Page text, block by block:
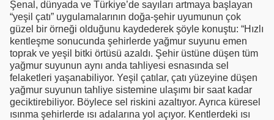
Şenal, dünyada ve Türkiye’de sayıları artmaya başlayan
“yeşil çatı” uygulamalarının doğa-şehir uyumunun çok
güzel bir örneği olduğunu kaydederek şöyle konuştu: “Hızlı
kentleşme sonucunda şehirlerde yağmur suyunu emen
toprak ve yeşil bitki örtüsü azaldı. Şehir üstüne düşen tüm
yağmur suyunun aynı anda tahliyesi esnasında sel
felaketleri yaşanabiliyor. Yeşil çatılar, çatı yüzeyine düşen
yağmur suyunun tahliye sistemine ulaşımı bir saat kadar
geciktirebiliyor. Böylece sel riskini azaltıyor. Ayrıca küresel
ısınma şehirlerde ısı adalarına yol açıyor. Kentlerdeki ısı